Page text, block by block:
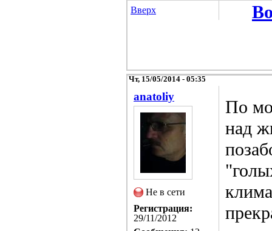
Вверх
Чт, 15/05/2014 - 05:35
anatoliy
Не в сети
Регистрация:
29/11/2012
По
над